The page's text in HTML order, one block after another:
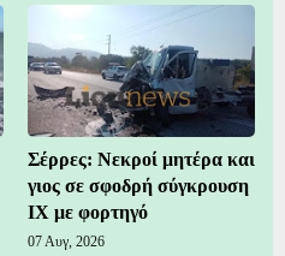
Σέρρες: Νεκροί μητέρα και
γιος σε σφοδρή σύγκρουση
ΙΧ με φορτηγό
07 Αυγ, 2026